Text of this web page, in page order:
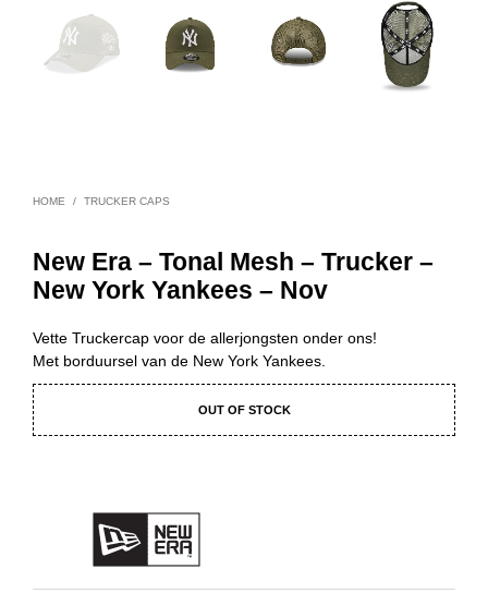
HOME / TRUCKER CAPS
New Era – Tonal Mesh – Trucker –
New York Yankees – Nov
Vette Truckercap voor de allerjongsten onder ons!
Met borduursel van de New York Yankees.
OUT OF STOCK